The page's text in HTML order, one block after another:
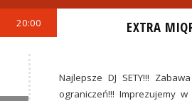
20:00 EXTRA
Najlepsze DJ SETY!!!
ograniczeń!!! Imprezujemy